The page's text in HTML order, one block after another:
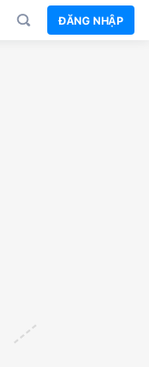
ĐĂNG NHẬP